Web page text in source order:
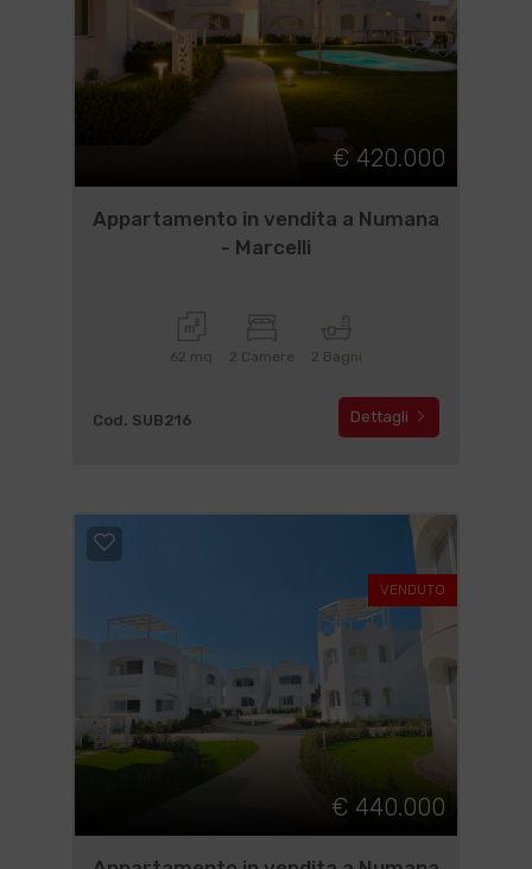
€ 420.000
Appartamento in vendita a Numana
- Marcelli
62 mq 2 Camere 2 Bagni
Cod. SUB216 Dettagli
VENDUTO
€ 440.000